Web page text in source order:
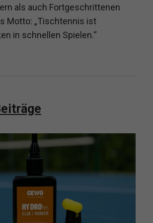
als auch Fortgeschrittenen
Motto: „Tischtennis ist
in schnellen Spielen.“